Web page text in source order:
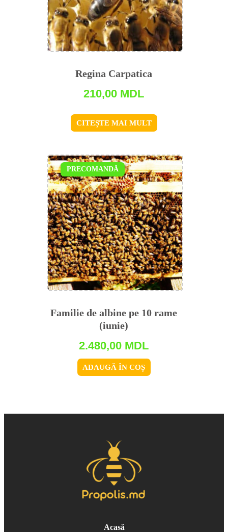
Regina Carpatica
210,00 MDL
CITEȘTE MAI MULT
Familie de albine pe 10 rame
(iunie)
2.480,00 MDL
ADAUGĂ ÎN COȘ
PRECOMANDĂ
Acasă